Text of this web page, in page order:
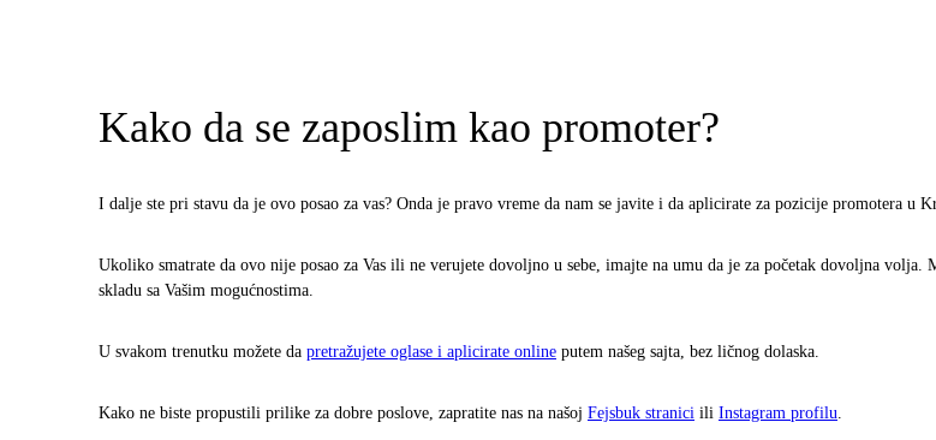
Kako da se zaposlim kao promoter?
I dalje ste pri stavu da je ovo posao za vas? Onda je pravo vreme da nam se javite i da aplicirate za pozicije promotera u
Ukoliko smatrate da ovo nije posao za Vas ili ne verujete dovoljno u sebe, imajte na umu da je za početak dovoljna
skladu sa Vašim mogućnostima.
U svakom trenutku možete da pretražujete oglase i aplicirate online putem našeg sajta, bez ličnog dolaska.
Kako ne biste propustili prilike za dobre poslove, zapratite nas na našoj Fejsbuk stranici ili Instagram profilu.